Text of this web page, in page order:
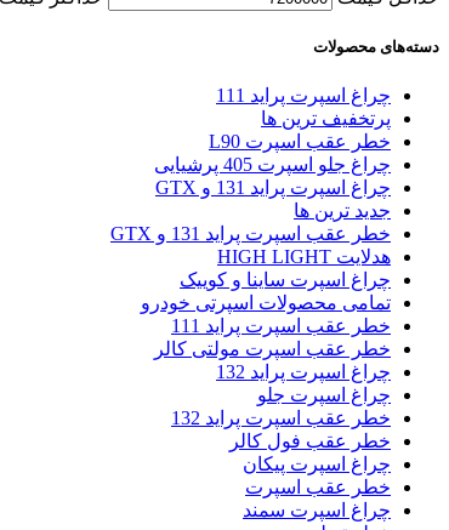
دسته‌های محصولات
چراغ اسپرت پراید 111
پرتخفیف ترین ها
خطر عقب اسپرت L90
چراغ جلو اسپرت 405 پرشیایی
چراغ اسپرت پراید 131 و GTX
جدید ترین ها
خطر عقب اسپرت پراید 131 و GTX
هدلایت HIGH LIGHT
چراغ اسپرت ساینا و کوییک
تمامی محصولات اسپرتی خودرو
خطر عقب اسپرت پراید 111
خطر عقب اسپرت مولتی کالر
چراغ اسپرت پراید 132
چراغ اسپرت جلو
خطر عقب اسپرت پراید 132
خطر عقب فول کالر
چراغ اسپرت پیکان
خطر عقب اسپرت
چراغ اسپرت سمند